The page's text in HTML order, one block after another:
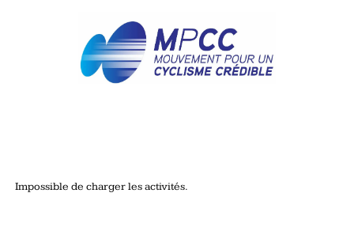
Impossible de charger les activités.